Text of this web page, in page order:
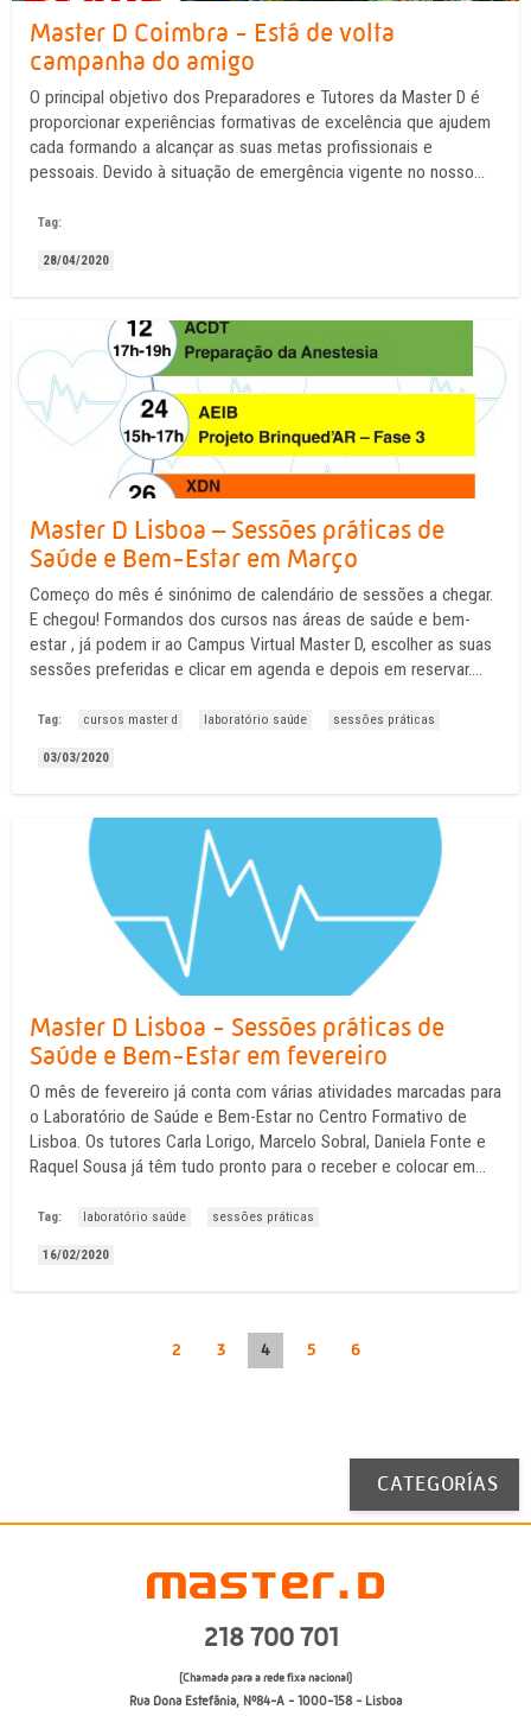
Master D Coimbra - Está de volta
campanha do amigo
O principal objetivo dos Preparadores e Tutores da Master D é
proporcionar experiências formativas de excelência que ajudem
cada formando a alcançar as suas metas profissionais e
pessoais. Devido à situação de emergência vigente no nosso
queremos também poder chegar aos seus amigos e ...
Tag:
28/04/2020
Master D Lisboa – Sessões práticas de
Saúde e Bem-Estar em Março
Começo do mês é sinónimo de calendário de sessões a chegar.
E chegou! Formandos dos cursos nas áreas de saúde e bem-
estar , já podem ir ao Campus Virtual Master D, escolher as suas
sessões preferidas e clicar em agenda e depois em reservar.
hora marcada no Laboratório ...
Tag: cursos master d laboratório saúde sessões práticas
03/03/2020
Master D Lisboa - Sessões práticas de
Saúde e Bem-Estar em fevereiro
O mês de fevereiro já conta com várias atividades marcadas para
o Laboratório de Saúde e Bem-Estar no Centro Formativo de
Lisboa. Os tutores Carla Lorigo, Marcelo Sobral, Daniela Fonte e
Raquel Sousa já têm tudo pronto para o receber e colocar em
sessões práticas de Saúde ...
Tag: laboratório saúde sessões práticas
16/02/2020
2 3 4 5 6
CATEGORÍAS
218 700 701
(Chamada para a rede fixa nacional)
Rua Dona Estefânia, Nº84-A - 1000-158 - Lisboa